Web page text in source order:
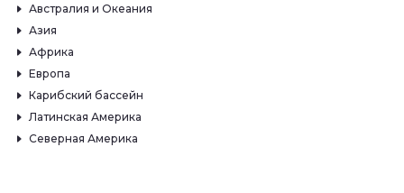
Австралия и Океания
Азия
Африка
Европа
Карибский бассейн
Латинская Америка
Северная Америка